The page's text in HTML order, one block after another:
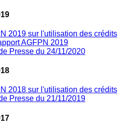
2019 sur l'utilisation des crédits
AGFPN 2019
Presse du 24/11/2020
2018 sur l'utilisation des crédits
Presse du 21/11/2019